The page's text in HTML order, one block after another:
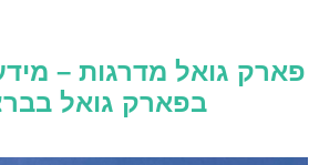
פארק גואל מדרגות –
בפארק גואל